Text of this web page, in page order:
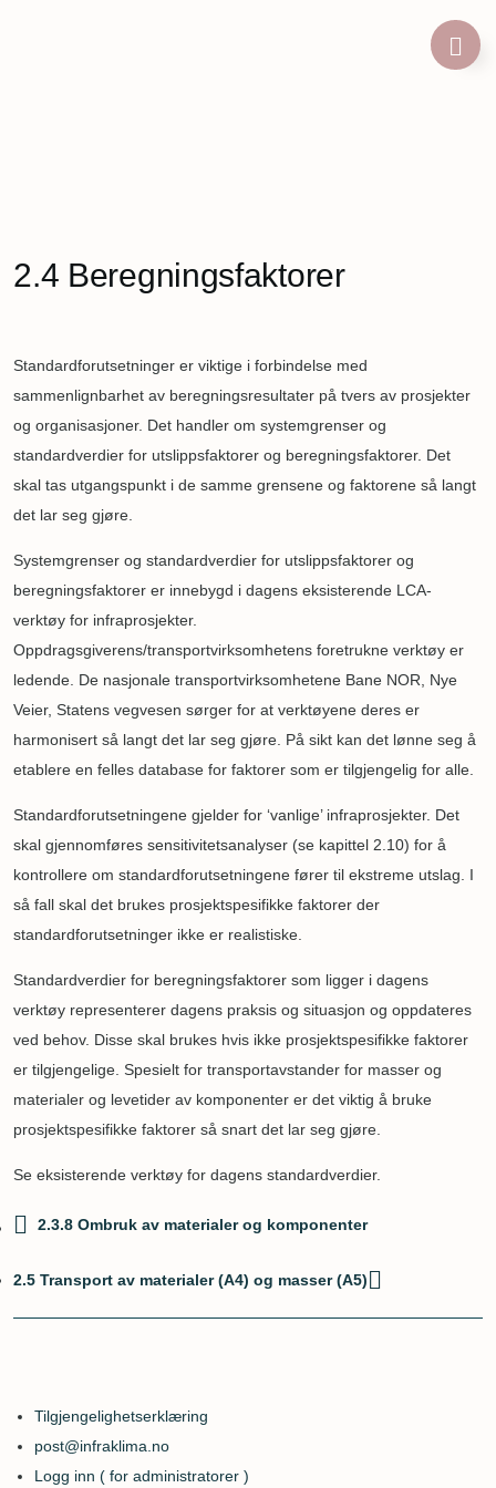
2.4 Beregningsfaktorer
Standardforutsetninger er viktige i forbindelse med
sammenlignbarhet av beregningsresultater på tvers av prosjekter
og organisasjoner. Det handler om systemgrenser og
standardverdier for utslippsfaktorer og beregningsfaktorer. Det
skal tas utgangspunkt i de samme grensene og faktorene så langt
det lar seg gjøre.
Systemgrenser og standardverdier for utslippsfaktorer og
beregningsfaktorer er innebygd i dagens eksisterende LCA-
verktøy for infraprosjekter.
Oppdragsgiverens/transportvirksomhetens foretrukne verktøy er
ledende. De nasjonale transportvirksomhetene Bane NOR, Nye
Veier, Statens vegvesen sørger for at verktøyene deres er
harmonisert så langt det lar seg gjøre. På sikt kan det lønne seg å
etablere en felles database for faktorer som er tilgjengelig for alle.
Standardforutsetningene gjelder for ‘vanlige’ infraprosjekter. Det
skal gjennomføres sensitivitetsanalyser (se kapittel 2.10) for å
kontrollere om standardforutsetningene fører til ekstreme utslag. I
så fall skal det brukes prosjektspesifikke faktorer der
standardforutsetninger ikke er realistiske.
Standardverdier for beregningsfaktorer som ligger i dagens
verktøy representerer dagens praksis og situasjon og oppdateres
ved behov. Disse skal brukes hvis ikke prosjektspesifikke faktorer
er tilgjengelige. Spesielt for transportavstander for masser og
materialer og levetider av komponenter er det viktig å bruke
prosjektspesifikke faktorer så snart det lar seg gjøre.
Se eksisterende verktøy for dagens standardverdier.
for
2.3.8 Ombruk av materialer og komponenter
2.5 Transport av materialer (A4) og masser (A5)
Logon
link
Tilgjengelighetserklæring
post@infraklima.no
Logg inn ( for administratorer )